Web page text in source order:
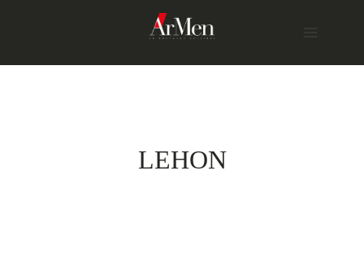
LEHON